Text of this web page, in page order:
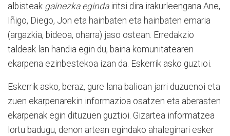
albisteak gainezka egindairitsi dira irakurleengana Ane,
Iñigo, Diego, Jon eta hainbaten eta hainbaten emaria
(argazkia, bideoa, oharra) jaso ostean. Erredakzio
taldeak lan handia egin du, baina komunitatearen
ekarpena ezinbestekoa izan da. Eskerrik asko guztioi.
Eskerrik asko, beraz, gure lana balioan jarri duzuenoi eta
zuen ekarpenarekin informazioa osatzen eta aberasten
ekarpenak egin dituzuen guztioi. Gizartea informatzea
lortu badugu, denon artean egindako ahaleginari esker